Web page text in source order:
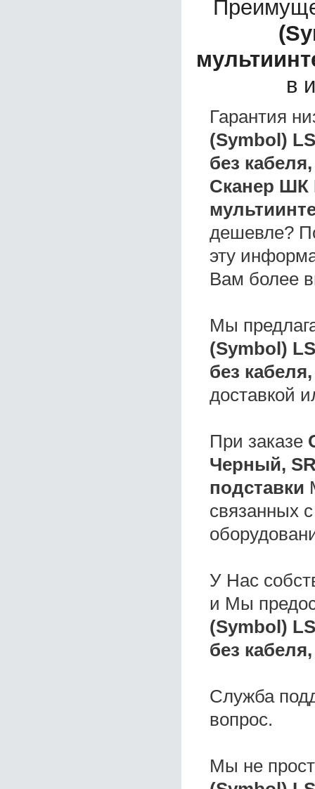
в
Гарантия
(Symbol)
без
Сканер ШК
дешевле?
эту
Вам более
Мы
(Symbol)
без
доставкой
При заказе
Черный,
подставки
связанных
У Нас
и Мы
(Symbol)
без
Служба
вопрос.
Мы не